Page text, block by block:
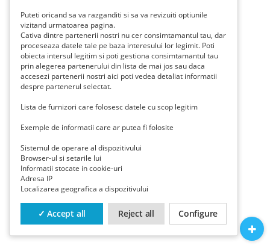
Puteti oricand sa va razganditi si sa va revizuiti optiunile
vizitand urmatoarea pagina.
Cativa dintre partenerii nostri nu cer consimtamantul tau, dar
proceseaza datele tale pe baza interesului lor legimit. Poti
obiecta intersul legitim si poti gestiona consimtamantul tau
prin alegerea partenerului din lista de mai jos sau daca
accesezi partenerii nostri aici poti vedea detaliat informatii
despre partenerul selectat.
Lista de furnizori care folosesc datele cu scop legitim
Exemple de informatii care ar putea fi folosite
Sistemul de operare al dispozitivului
Browser-ul si setarile lui
Informatii stocate in cookie-uri
Adresa IP
Localizarea geografica a dispozitivului
✓ Accept all Reject all Configure